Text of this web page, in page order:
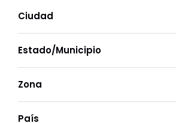
Ciudad
Estado/Municipio
Zona
País